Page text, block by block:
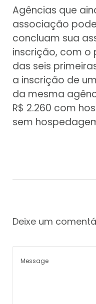
Agências que
associação
concluam sua
inscrição, com
das seis
a inscrição de
da mesma
R$ 2.260 com
sem
Deixe um